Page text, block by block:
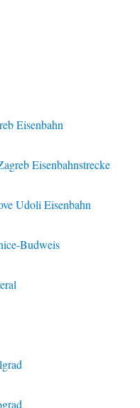
Eisenbahn
Eisenbahnstrecke
Udoli Eisenbahn
Budweis